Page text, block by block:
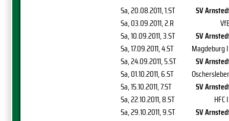
Sa, 20.08.2011, 1.ST
SV
Sa, 03.09.2011, 2.R
Sa, 10.09.2011, 3.ST
SV
Sa, 17.09.2011, 4.ST
Magdeburg
Sa, 24.09.2011, 5.ST
SV
Sa, 01.10.2011, 6.ST
Sa, 15.10.2011, 7.ST
SV
Sa, 22.10.2011, 8.ST
HFC
Sa, 29.10.2011, 9.ST
SV